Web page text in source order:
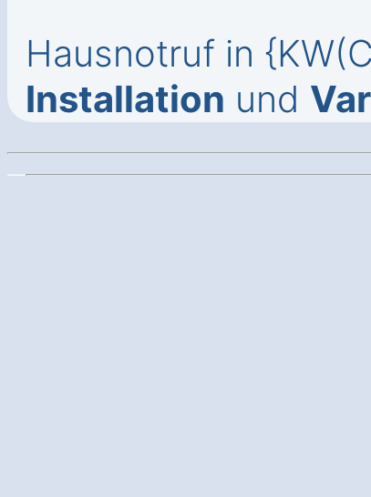
Hausnotruf in
Installation und